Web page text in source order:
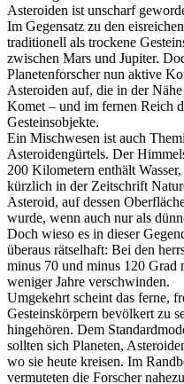
Asteroiden ist unscharf
Im Gegensatz zu den
traditionell als trockene
zwischen Mars und Jupiter.
Planetenforscher nun aktive
Asteroiden auf, die in der
Komet – und im fernen Reich
Gesteinsobjekte.
Ein Mischwesen ist auch
Asteroidengürtels. Der
200 Kilometern enthält
kürzlich in der Zeitschrift
Asteroid, auf dessen
wurde, wenn auch nur als
Doch wieso es in dieser
überaus rätselhaft: Bei den
minus 70 und minus 120 Grad
weniger Jahre verschwinden.
Umgekehrt scheint das ferne,
Gesteinskörpern bevölkert zu
hingehören. Dem
sollten sich Planeten,
wo sie heute kreisen. Im
vermuteten die Forscher